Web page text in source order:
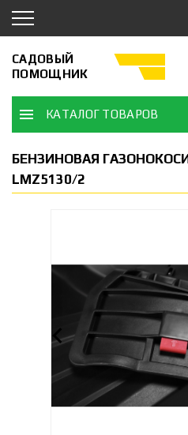
САДОВЫЙ
ПОМОЩНИК
КАТАЛОГ ТОВАРОВ
БЕНЗИНОВАЯ
LMZ5130/2